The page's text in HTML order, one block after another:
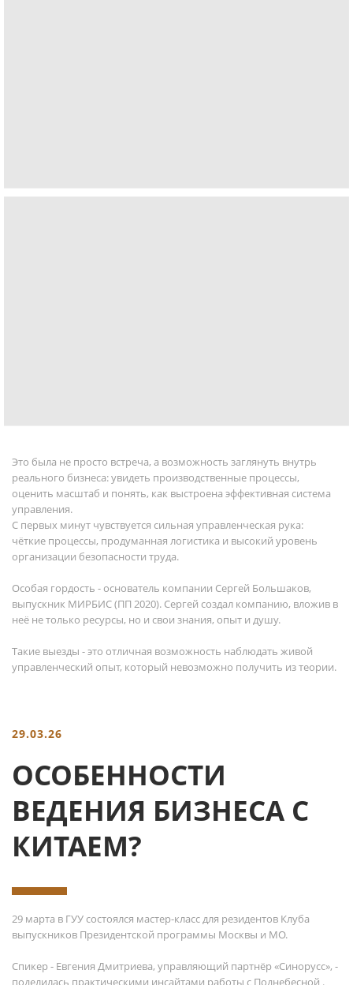
Это была не просто встреча, а возможность заглянуть внутрь
реального бизнеса: увидеть производственные процессы,
оценить масштаб и понять, как выстроена эффективная система
управления.
С первых минут чувствуется сильная управленческая рука:
чёткие процессы, продуманная логистика и высокий уровень
организации безопасности труда.
Особая гордость - основатель компании Сергей Большаков,
выпускник МИРБИС (ПП 2020). Сергей создал компанию, вложив в
неё не только ресурсы, но и свои знания, опыт и душу.
Такие выезды - это отличная возможность наблюдать живой
управленческий опыт, который невозможно получить из теории.
29.03.26
ОСОБЕННОСТИ
ВЕДЕНИЯ БИЗНЕСА С
КИТАЕМ?
29 марта в ГУУ состоялся мастер-класс для резидентов Клуба
выпускников Президентской программы Москвы и МО.
Спикер - Евгения Дмитриева, управляющий партнёр «Синорусс», -
поделилась практическими инсайтами работы с Поднебесной .